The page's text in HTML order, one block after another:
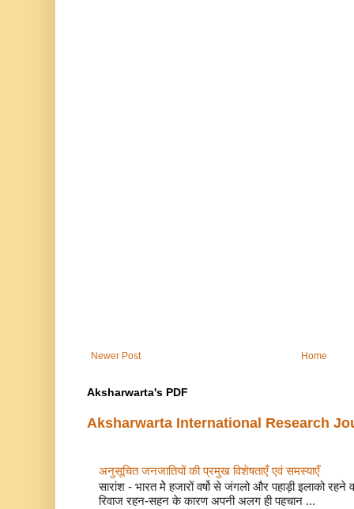
Newer Post Home
Aksharwarta's PDF
Aksharwarta International Research
अनुसूचित जनजातियों की प्रमुख विशेषताएँ एवं
सारांश - भारत मेे हजारों वर्षो से जंगलो और पहाड़ी इलाको रहने
रिवाज रहन-सहन के कारण अपनी अलग ही पहचान ...